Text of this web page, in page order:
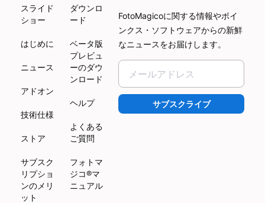
スライド
ショー
はじめに
ニュース
アドオン
技術仕様
ストア
サブスク
リプショ
ンのメリ
ット
ダウンロ
ード
ベータ版
プレビュ
ーのダウ
ンロード
ヘルプ
よくある
ご質問
フォトマ
ジコ®マ
ニュアル
FotoMagicoに関する情報やボイ
ンクス・ソフトウェアからの新鮮
なニュースをお届けします。
サブスクライブ